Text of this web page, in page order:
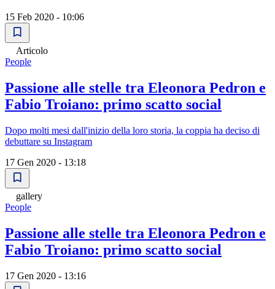
15 Feb 2020 - 10:06
Articolo
People
Passione alle stelle tra Eleonora Pedron e
Fabio Troiano: primo scatto social
Dopo molti mesi dall'inizio della loro storia, la coppia ha deciso di
debuttare su Instagram
17 Gen 2020 - 13:18
gallery
People
Passione alle stelle tra Eleonora Pedron e
Fabio Troiano: primo scatto social
17 Gen 2020 - 13:16